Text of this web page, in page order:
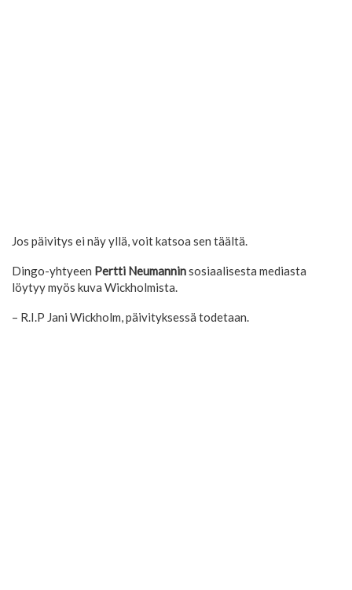
Jos päivitys ei näy yllä, voit katsoa sen täältä.
Dingo-yhtyeen Pertti Neumanninsosiaalisesta mediasta
löytyy myös kuva Wickholmista.
– R.I.P Jani Wickholm, päivityksessä todetaan.